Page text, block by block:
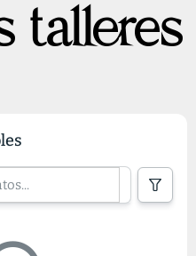
talleres